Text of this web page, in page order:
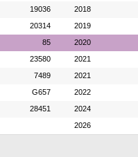
19036 2018
20314 2019
85 2020
23580 2021
7489 2021
G657 2022
28451 2024
2026